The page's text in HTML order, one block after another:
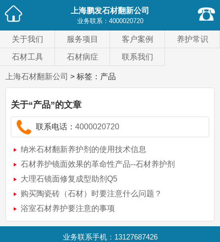
上海鹏发石材翻新公司
业务联系： 4000020720
关于我们 服务项目 客户案例 养护常识
石材工具 石材病症 联系我们
上海石材翻新公司 > 标签：产品
关于“产品”的文章
联系电话：4000020720
纳米石材翻新养护剂的使用技术信息
石材养护镜面效果的革命性产品--石材养护剂
大理石镜面修复成型助剂Q5
购买陶瓷砖（石材）时要注意什么问题？
浴室石材养护要注意的事项
业务联系手机：13127687426